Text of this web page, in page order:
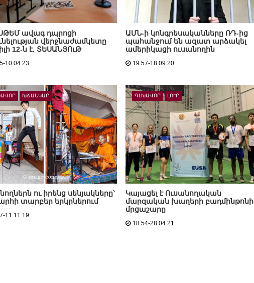
ավագ դպրոցի
վերջնաժամկետը
12-ն է. ՏԵՍԱՆՅՈւԹ
10.04.23
ԱՄՆ-ի կոնգրեսականները ՌԴ-ից
պահանջում են ազատ արձակել
ամերիկացի ուսանողին
19:57-18.09.20
ԽՃԱՆԿԱՐ
ու իրենց սենյակները՝
տարբեր երկրներում
11.11.19
ԳԼԽԱՎՈՐ ԼՈՒՐ
Կայացել է Ուսանողական
մարզական խաղերի բադմինթոնի
մրցաշարը
18:54-28.04.21